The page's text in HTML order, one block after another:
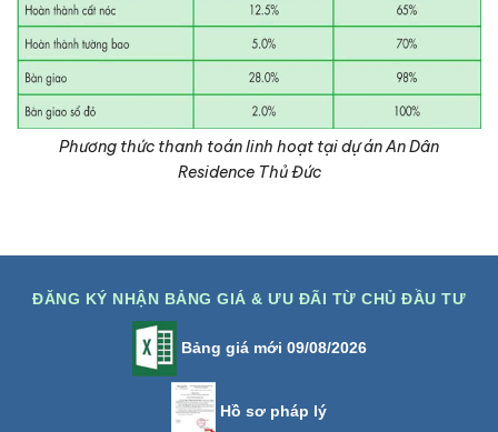
Phương thức thanh toán linh hoạt tại dự án An Dân
Residence Thủ Đức
ĐĂNG KÝ NHẬN BẢNG GIÁ & ƯU ĐÃI TỪ CHỦ ĐẦU TƯ
Bảng giá mới 09/08/2026
Hồ sơ pháp lý